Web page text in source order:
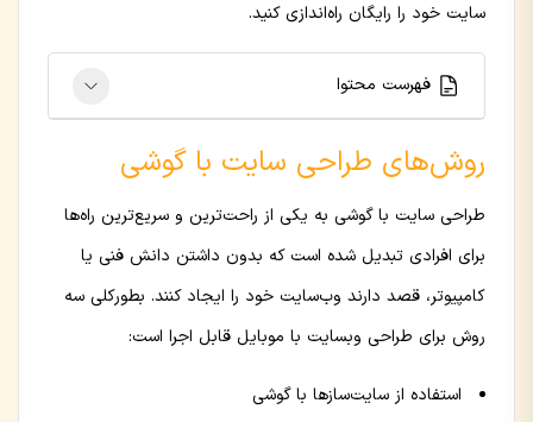
سایت خود را رایگان راه‌اندازی کنید.
فهرست محتوا
روش‌های طراحی سایت با گوشی
طراحی سایت با گوشی به یکی از راحت‌ترین و سریع‌ترین راه‌ها
برای افرادی تبدیل شده است که بدون داشتن دانش فنی یا
کامپیوتر، قصد دارند وب‌سایت خود را ایجاد کنند. بطورکلی سه
روش برای طراحی وبسایت با موبایل قابل اجرا است:
استفاده از سایت‌سازها با گوشی